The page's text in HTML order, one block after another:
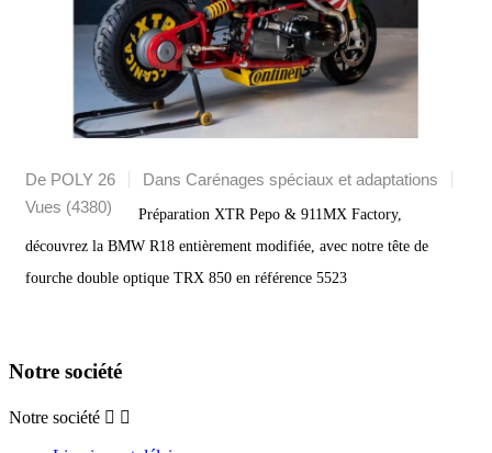
De POLY 26 Dans Carénages spéciaux et adaptations
Vues (4380)
Préparation XTR Pepo & 911MX Factory,
découvrez la BMW R18 entièrement modifiée, avec notre tête de
fourche double optique TRX 850 en référence 5523
Notre société
Notre société  